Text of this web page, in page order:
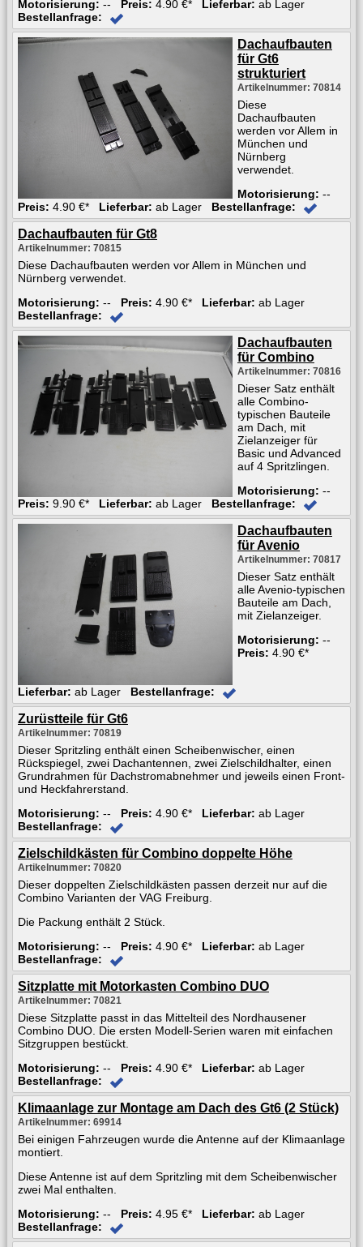
Motorisierung: -- Preis: 4.90 €* Lieferbar: ab Lager
Bestellanfrage:
Dachaufbauten
für Gt6
strukturiert
Artikelnummer: 70814
Diese
Dachaufbauten
werden vor Allem in
München und
Nürnberg
verwendet.
Motorisierung: --
Preis: 4.90 €* Lieferbar: ab Lager Bestellanfrage:
Dachaufbauten für Gt8
Artikelnummer: 70815
Diese Dachaufbauten werden vor Allem in München und
Nürnberg verwendet.
Motorisierung: -- Preis: 4.90 €* Lieferbar: ab Lager
Bestellanfrage:
Dachaufbauten
für Combino
Artikelnummer: 70816
Dieser Satz enthält
alle Combino-
typischen Bauteile
am Dach, mit
Zielanzeiger für
Basic und Advanced
auf 4 Spritzlingen.
Motorisierung: --
Preis: 9.90 €* Lieferbar: ab Lager Bestellanfrage:
Dachaufbauten
für Avenio
Artikelnummer: 70817
Dieser Satz enthält
alle Avenio-typischen
Bauteile am Dach,
mit Zielanzeiger.
Motorisierung: --
Preis: 4.90 €*
Lieferbar: ab Lager Bestellanfrage:
Zurüstteile für Gt6
Artikelnummer: 70819
Dieser Spritzling enthält einen Scheibenwischer, einen
Rückspiegel, zwei Dachantennen, zwei Zielschildhalter, einen
Grundrahmen für Dachstromabnehmer und jeweils einen Front-
und Heckfahrerstand.
Motorisierung: -- Preis: 4.90 €* Lieferbar: ab Lager
Bestellanfrage:
Zielschildkästen für Combino doppelte Höhe
Artikelnummer: 70820
Dieser doppelten Zielschildkästen passen derzeit nur auf die
Combino Varianten der VAG Freiburg.
Die Packung enthält 2 Stück.
Motorisierung: -- Preis: 4.90 €* Lieferbar: ab Lager
Bestellanfrage:
Sitzplatte mit Motorkasten Combino DUO
Artikelnummer: 70821
Diese Sitzplatte passt in das Mittelteil des Nordhausener
Combino DUO. Die ersten Modell-Serien waren mit einfachen
Sitzgruppen bestückt.
Motorisierung: -- Preis: 4.90 €* Lieferbar: ab Lager
Bestellanfrage:
Klimaanlage zur Montage am Dach des Gt6 (2 Stück)
Artikelnummer: 69914
Bei einigen Fahrzeugen wurde die Antenne auf der Klimaanlage
montiert.
Diese Antenne ist auf dem Spritzling mit dem Scheibenwischer
zwei Mal enthalten.
Motorisierung: -- Preis: 4.95 €* Lieferbar: ab Lager
Bestellanfrage: